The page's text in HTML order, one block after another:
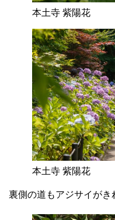
本土寺 紫陽花
本土寺 紫陽花
裏側の道もアジサイがき